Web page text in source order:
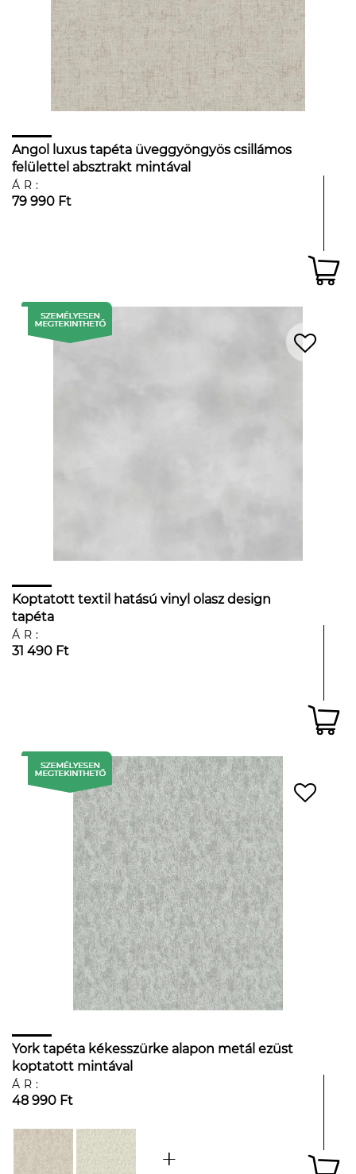
Angol luxus tapéta üveggyöngyös csillámos
felülettel absztrakt mintával
ÁR:
79 990 Ft
Koptatott textil hatású vinyl olasz design
tapéta
ÁR:
31 490 Ft
York tapéta kékesszürke alapon metál ezüst
koptatott mintával
ÁR:
48 990 Ft